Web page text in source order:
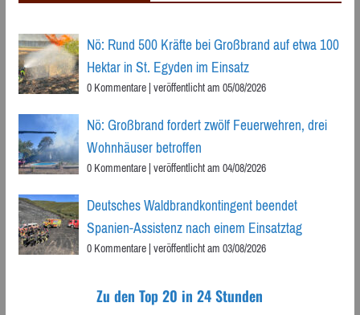
Nö: Rund 500 Kräfte bei Großbrand auf etwa 100
Hektar in St. Egyden im Einsatz
0 Kommentare|veröffentlicht am 05/08/2026
Nö: Großbrand fordert zwölf Feuerwehren, drei
Wohnhäuser betroffen
0 Kommentare|veröffentlicht am 04/08/2026
Deutsches Waldbrandkontingent beendet
Spanien-Assistenz nach einem Einsatztag
0 Kommentare|veröffentlicht am 03/08/2026
Zu den Top 20 in 24 Stunden